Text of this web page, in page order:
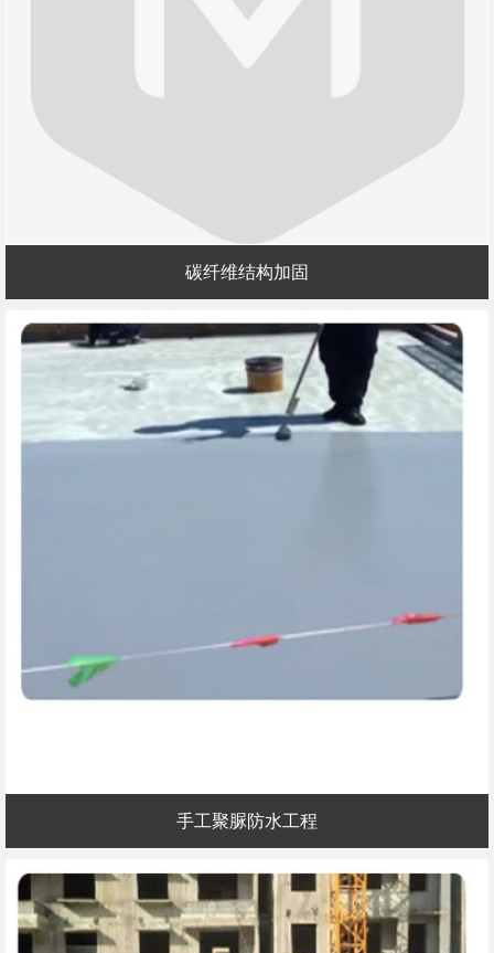
碳纤维结构加固
手工聚脲防水工程